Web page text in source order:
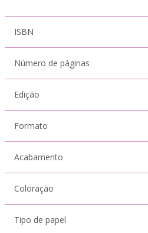
ISBN
Número de páginas
Edição
Formato
Acabamento
Coloração
Tipo de papel